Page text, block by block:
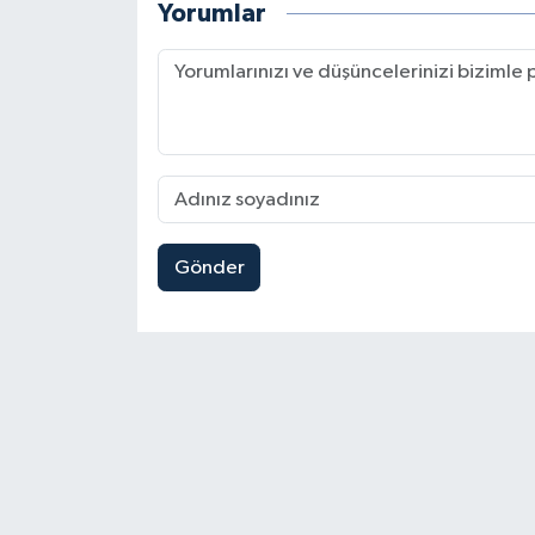
Yorumlar
Gönder